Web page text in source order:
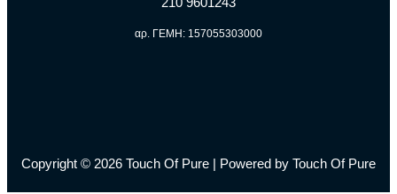
αρ. ΓΕΜΗ: 157055303000
Copyright © 2026 Touch Of Pure | Powered by Touch Of Pure